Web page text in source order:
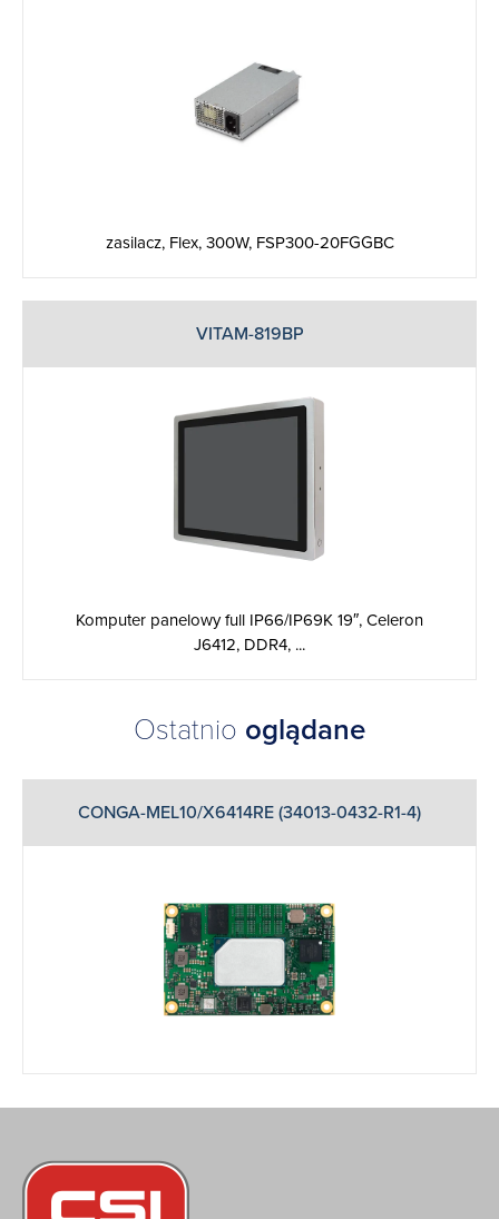
zasilacz, Flex, 300W, FSP300-20FGGBC
VITAM-819BP
Komputer panelowy full IP66/IP69K 19″, Celeron
J6412, DDR4, ...
Ostatnio oglądane
CONGA-MEL10/X6414RE (34013-0432-R1-4)